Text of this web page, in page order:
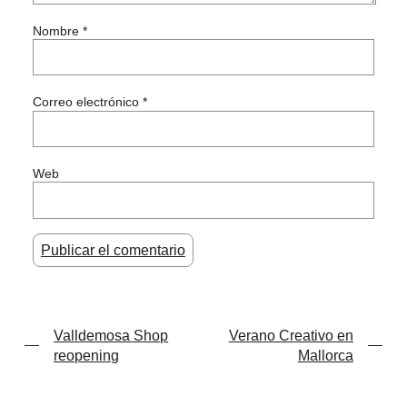
Nombre *
Correo electrónico *
Web
Navegación
Valldemosa Shop
reopening
Verano Creativo en
Mallorca